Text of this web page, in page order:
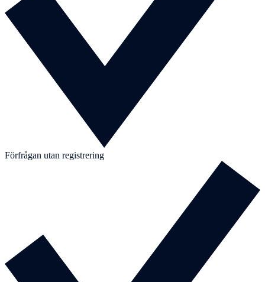
Förfrågan utan registrering